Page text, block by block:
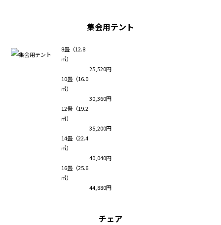
集会用テント
8畳（12.8
㎡）
25,520円
10畳（16.0
㎡）
30,360円
12畳（19.2
㎡）
35,200円
14畳（22.4
㎡）
40,040円
16畳（25.6
㎡）
44,880円
チェア